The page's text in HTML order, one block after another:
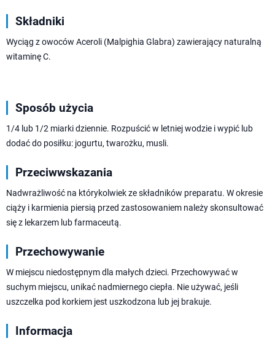
Składniki
Wyciąg z owoców Aceroli (Malpighia Glabra) zawierający naturalną
witaminę C.
Sposób użycia
1/4 lub 1/2 miarki dziennie. Rozpuścić w letniej wodzie i wypić lub
dodać do posiłku: jogurtu, twarożku, musli.
Przeciwwskazania
Nadwrażliwość na którykolwiek ze składników preparatu. W okresie
ciąży i karmienia piersią przed zastosowaniem należy skonsultować
się z lekarzem lub farmaceutą.
Przechowywanie
W miejscu niedostępnym dla małych dzieci. Przechowywać w
suchym miejscu, unikać nadmiernego ciepła. Nie używać, jeśli
uszczelka pod korkiem jest uszkodzona lub jej brakuje.
Informacja